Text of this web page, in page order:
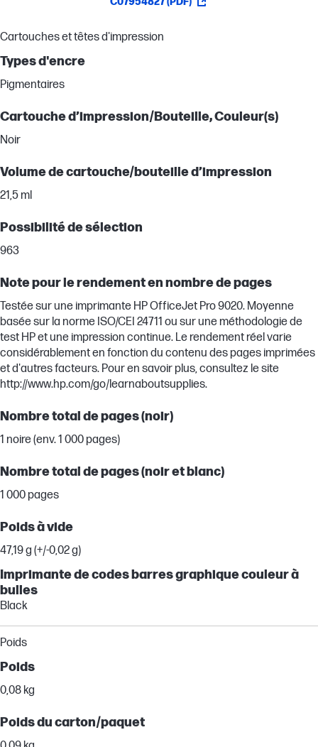
Cartouches et têtes d'impression
Types d'encre
Pigmentaires
Cartouche d’impression/Bouteille, Couleur(s)
Noir
Volume de cartouche/bouteille d’impression
21,5 ml
Possibilité de sélection
963
Note pour le rendement en nombre de pages
Testée sur une imprimante HP OfficeJet Pro 9020. Moyenne
basée sur la norme ISO/CEI 24711 ou sur une méthodologie de
test HP et une impression continue. Le rendement réel varie
considérablement en fonction du contenu des pages imprimées
et d'autres facteurs. Pour en savoir plus, consultez le site
http://www.hp.com/go/learnaboutsupplies.
Nombre total de pages (noir)
1 noire (env. 1 000 pages)
Nombre total de pages (noir et blanc)
1 000 pages
Poids à vide
47,19 g (+/-0,02 g)
Imprimante de codes barres graphique couleur à
bulles
Black
Poids
Poids
0,08 kg
Poids du carton/paquet